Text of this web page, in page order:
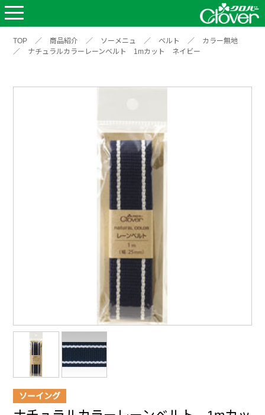
TOP ／ 商品紹介 ／ ソーメニュ ／ ベルト ／
カラー無地
／
ナチュラルカラーレーンベルト 1mカット ネイビー
ソーイング